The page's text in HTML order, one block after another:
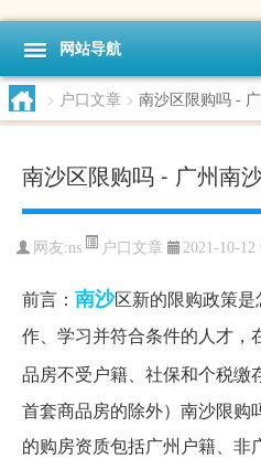
网站导航
> 户口文章 > 南沙区限购吗 -
南沙区限购吗 - 广州南
网友:ns 户口文章 2021-10-12
前言： 南沙区新的限购政策
作、学习并符合条件的人才，
品房不受户籍、社保和个税缴
首套商品房的除外）南沙限购
的购房资质包括广州户籍、非